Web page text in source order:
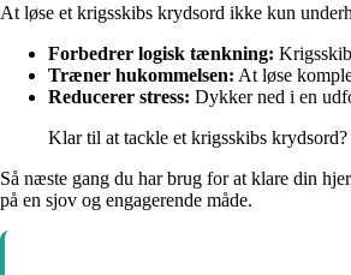
At løse et krigsskibs krydsord ikke kun
Forbedrer logisk tænkning:
Træner hukommelsen: At løse
Reducerer stress: Dykker ned i en
Klar til at tackle et krigsskibs
Så næste gang du har brug for at klare din
på en sjov og engagerende måde.